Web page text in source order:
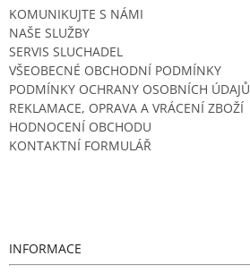
KOMUNIKUJTE S NÁMI
NAŠE SLUŽBY
SERVIS SLUCHADEL
VŠEOBECNÉ OBCHODNÍ PODMÍNKY
PODMÍNKY OCHRANY OSOBNÍCH ÚDAJŮ
REKLAMACE, OPRAVA A VRÁCENÍ ZBOŽÍ
HODNOCENÍ OBCHODU
KONTAKTNÍ FORMULÁŘ
INFORMACE